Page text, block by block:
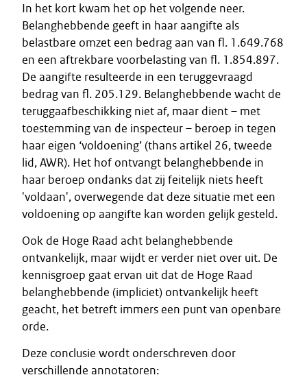
In het kort kwam het op het volgende neer.
Belanghebbende geeft in haar aangifte als
belastbare omzet een bedrag aan van fl. 1.649.768
en een aftrekbare voorbelasting van fl. 1.854.897.
De aangifte resulteerde in een teruggevraagd
bedrag van fl. 205.129. Belanghebbende wacht de
teruggaafbeschikking niet af, maar dient – met
toestemming van de inspecteur – beroep in tegen
haar eigen ‘voldoening’ (thans artikel 26, tweede
lid, AWR). Het hof ontvangt belanghebbende in
haar beroep ondanks dat zij feitelijk niets heeft
'voldaan', overwegende dat deze situatie met een
voldoening op aangifte kan worden gelijk gesteld.
Ook de Hoge Raad acht belanghebbende
ontvankelijk, maar wijdt er verder niet over uit. De
kennisgroep gaat ervan uit dat de Hoge Raad
belanghebbende (impliciet) ontvankelijk heeft
geacht, het betreft immers een punt van openbare
orde.
Deze conclusie wordt onderschreven door
verschillende annotatoren: